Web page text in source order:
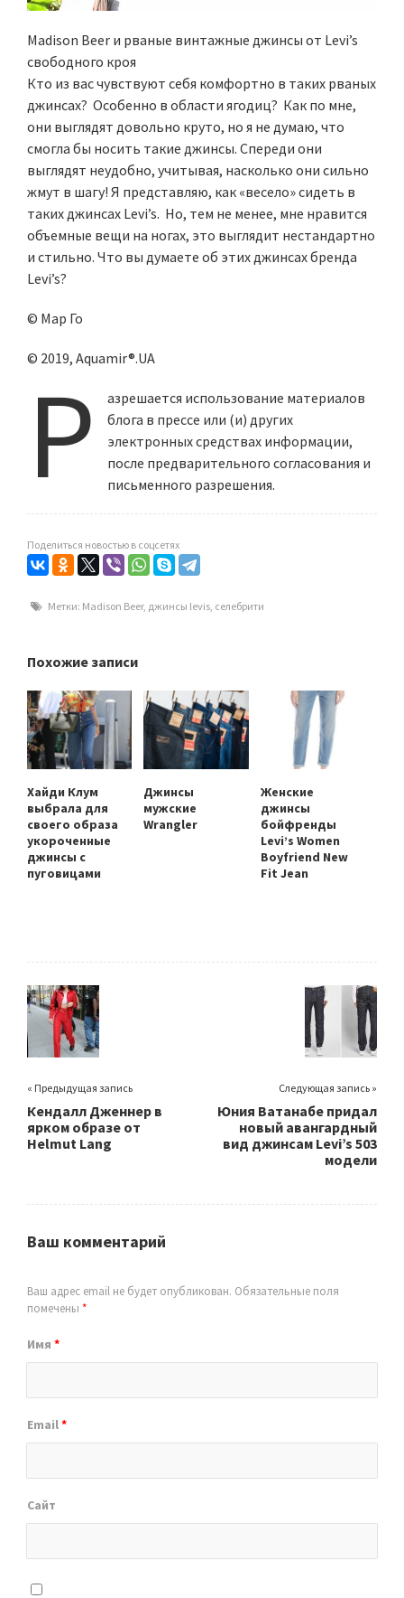
Madison Beer и рваные винтажные джинсы от Levi’s
свободного кроя
Кто из вас чувствуют себя комфортно в таких рваных
джинсах? Особенно в области ягодиц? Как по мне,
они выглядят довольно круто, но я не думаю, что
смогла бы носить такие джинсы. Спереди они
выглядят неудобно, учитывая, насколько они сильно
жмут в шагу! Я представляю, как «весело» сидеть в
таких джинсах Levi’s. Но, тем не менее, мне нравится
объемные вещи на ногах, это выглядит нестандартно
и стильно. Что вы думаете об этих джинсах бренда
Levi’s?
© Мар Го
© 2019, Aquamir®.UA
Р
азрешается использование материалов
блога в прессе или (и) других
электронных средствах информации,
после предварительного согласования и
письменного разрешения.
Поделиться новостью в соцсетях
Метки: Madison Beer, джинсы levis, селебрити
Похожие записи
Хайди Клум
выбрала для
своего образа
укороченные
джинсы с
пуговицами
Джинсы
мужские
Wrangler
Женские
джинсы
бойфренды
Levi’s Women
Boyfriend New
Fit Jean
« Предыдущая запись
Кендалл Дженнер в
ярком образе от
Helmut Lang
Следующая запись »
Юния Ватанабе придал
новый авангардный
вид джинсам Levi’s 503
модели
Ваш комментарий
Ваш адрес email не будет опубликован. Обязательные поля
помечены *
Имя *
Email*
Сайт